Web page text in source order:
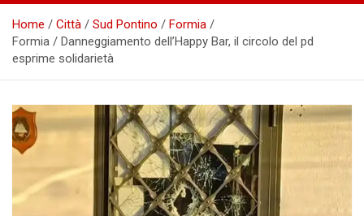
Home Città Sud Pontino
Formia
Formia / Danneggiamento dell’Happy Bar, il circolo del pd
esprime solidarietà